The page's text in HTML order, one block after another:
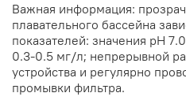
Важная информация:
плавательного бассейна
показателей: значения рН
0.3-0.5 мг/л; непрерывной
устройства и регулярно
промывки фильтра.